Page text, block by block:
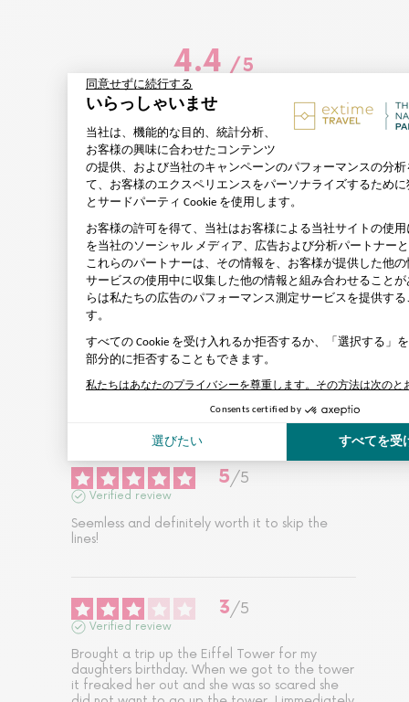
4.4/5
Based on25 reviews subject
to moderation
See all reviews on this site
stars
14
stars
8
stars
3
stars
0
star 0
Sort reviews
5/5
Verified review
Seemless and definitely worth it to skip the
lines!
3/5
Verified review
Brought a trip up the Eiffel Tower for my
daughters birthday. When we got to the tower
it freaked her out and she was so scared she